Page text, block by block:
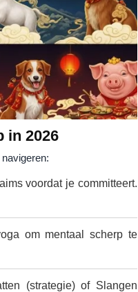
in 2026
voordat je committeert.
om mentaal scherp te
(strategie) of Slangen